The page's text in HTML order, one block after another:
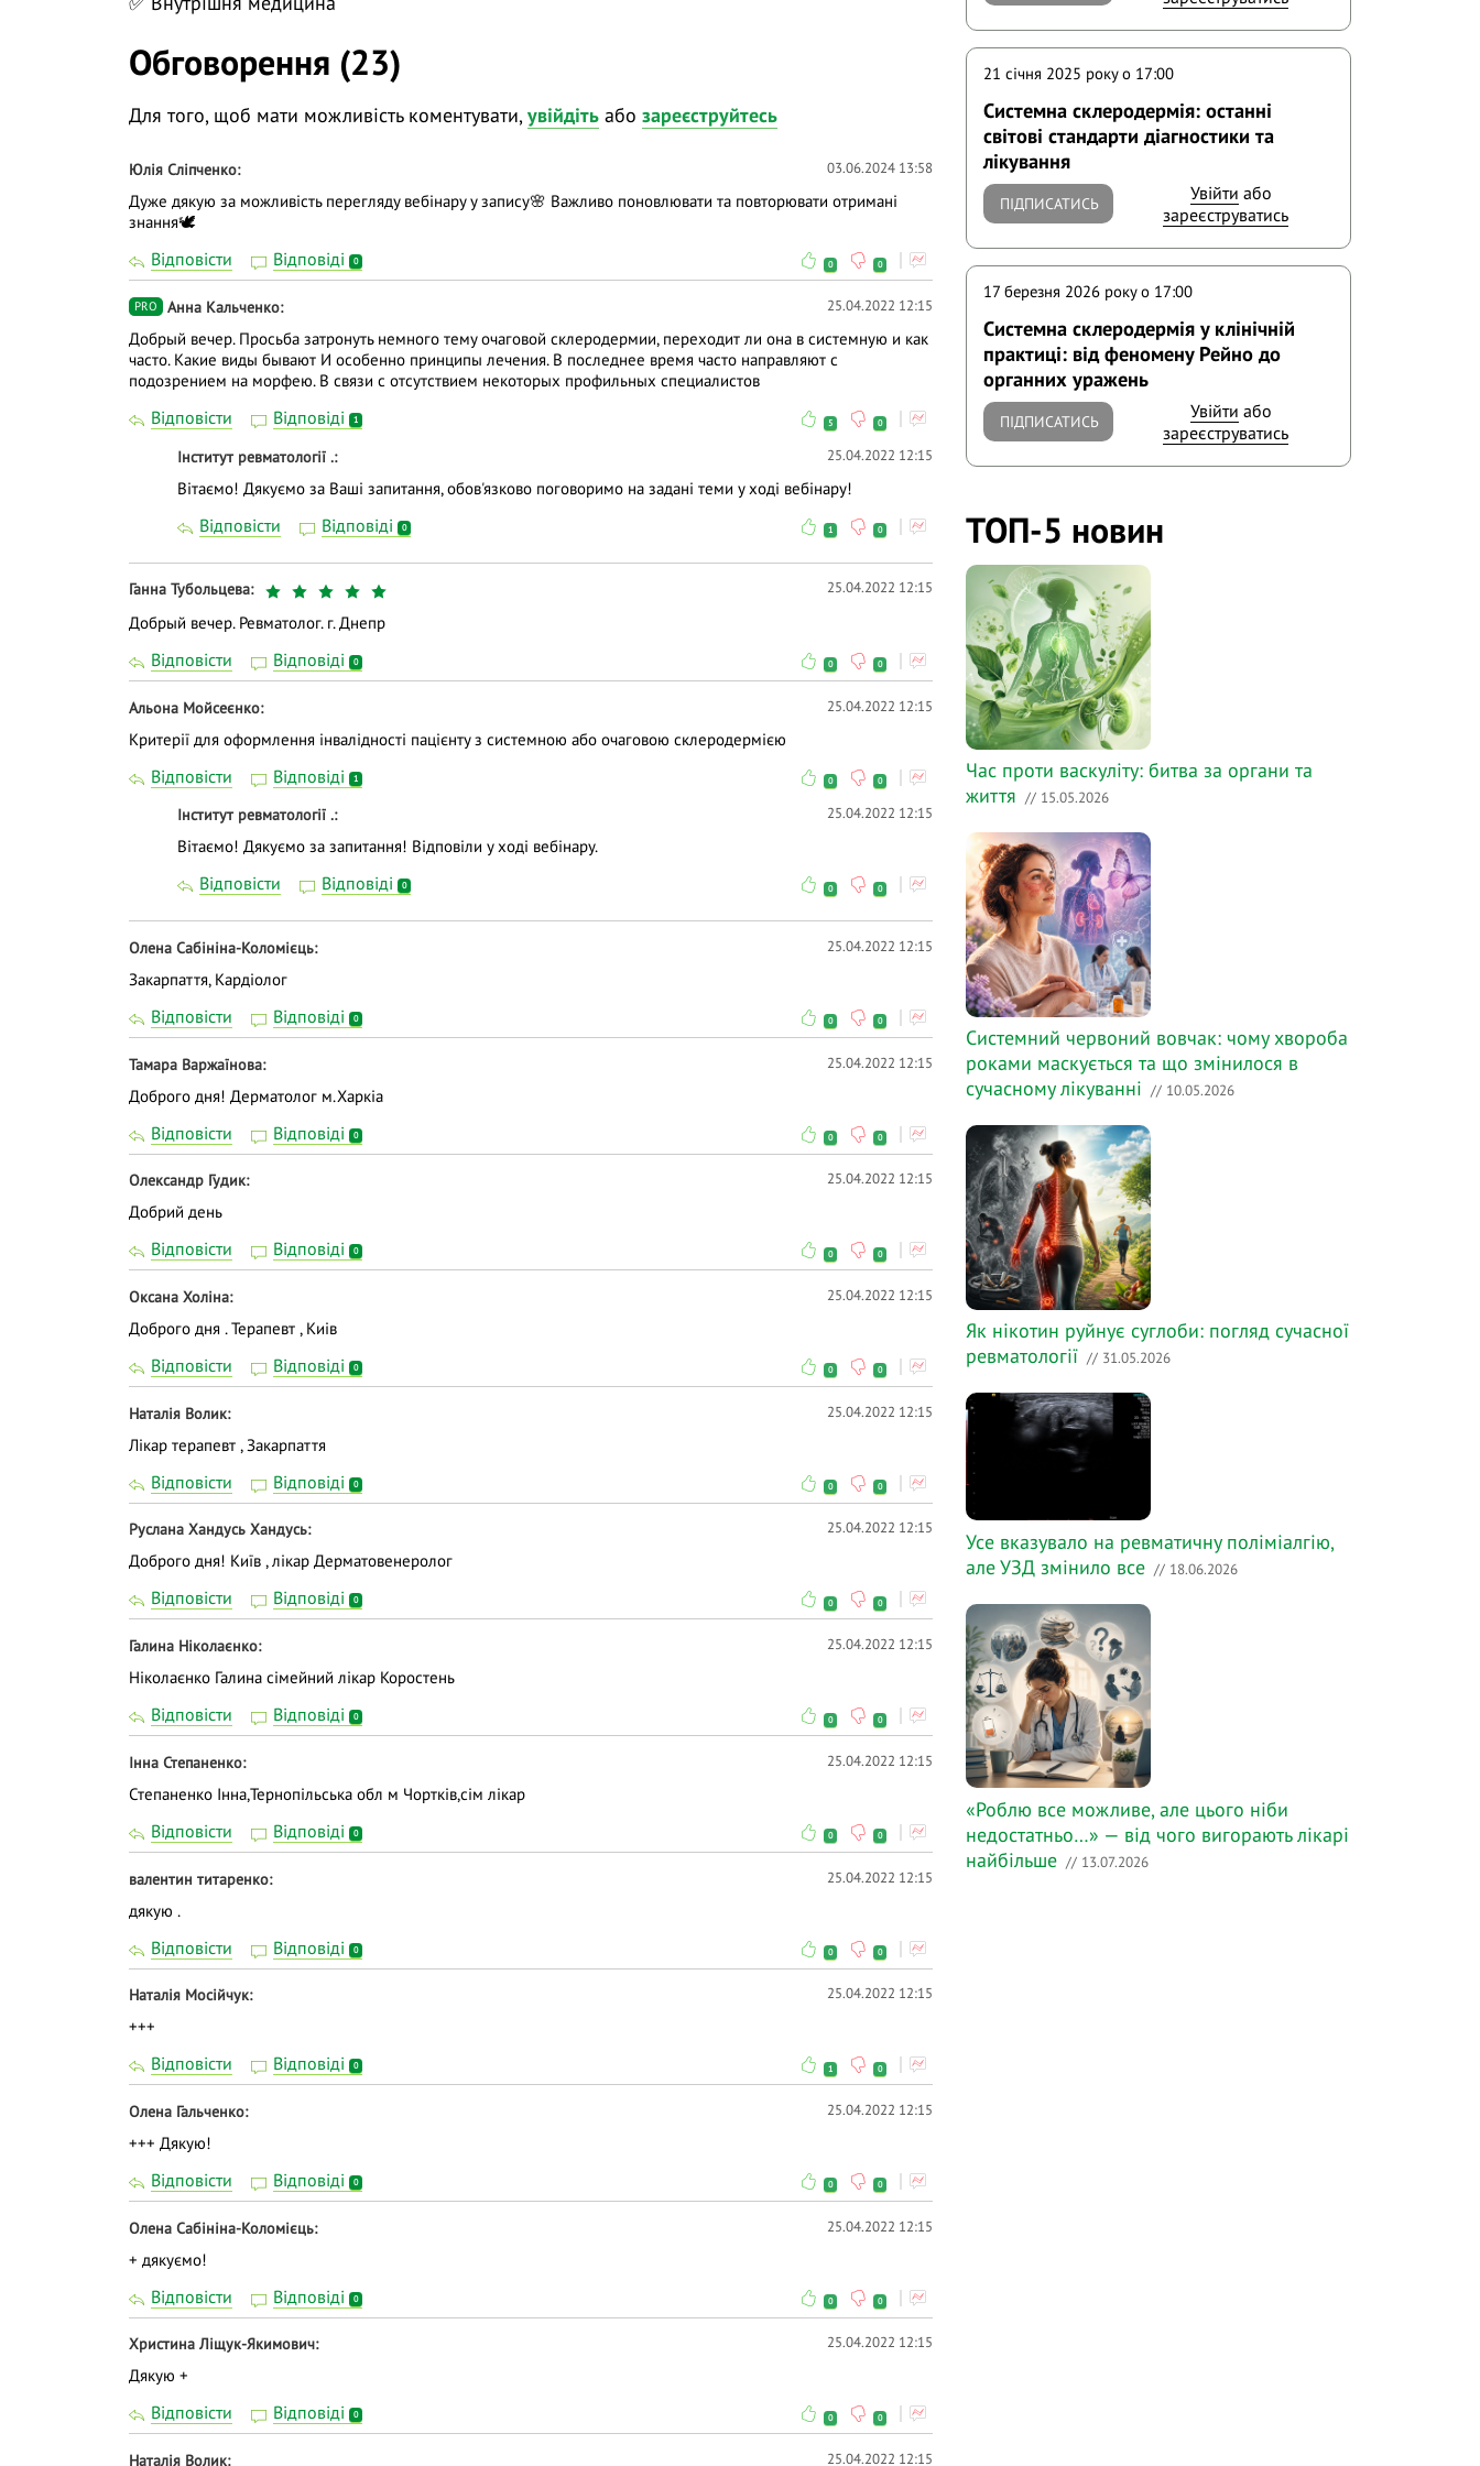
трансляції.
навчання дієвішим. Ми намагаємось відповідати і після вебінарів.
Обговорення (23)
Для того, щоб мати можливість коментувати, увійдіть або зареєструйтесь
Юлія Сліпченко 03.06.2024 13:58
Дуже дякую за можливість перегляду вебінару у запису🌸 Важливо поновлювати та повторювати отримані
знання🕊️
Відповісти Відповіді 0 0 0
PRO Анна Кальченко 25.04.2022 12:15
Добрый вечер. Просьба затронуть немного тему очаговой склеродермии, переходит ли она в системную и как
часто. Какие виды бывают И особенно принципы лечения. В последнее время часто направляют с
подозрением на морфею. В связи с отсутствием некоторых профильных специалистов
Відповісти Відповіді 1 5 0
Інститут ревматології . 25.04.2022 12:15
Вітаємо! Дякуємо за Ваші запитання, обов'язково поговоримо на задані теми у ході вебінару!
Відповісти Відповіді 0 1 0
Ганна Тубольцева 25.04.2022 12:15
Добрый вечер. Ревматолог. г. Днепр
Відповісти Відповіді 0 0 0
Альона Мойсеєнко 25.04.2022 12:15
Критерії для оформлення інвалідності пацієнту з системною або очаговою склеродермією
Відповісти Відповіді 1 0 0
Інститут ревматології . 25.04.2022 12:15
Вітаємо! Дякуємо за запитання! Відповіли у ході вебінару.
Відповісти Відповіді 0 0 0
Олена Сабініна-Коломієць 25.04.2022 12:15
Закарпаття, Кардіолог
Відповісти Відповіді 0 0 0
Тамара Варжаїнова 25.04.2022 12:15
Доброго дня! Дерматолог м.Харкіа
Відповісти Відповіді 0 0 0
Олександр Гудик 25.04.2022 12:15
Добрий день
Відповісти Відповіді 0 0 0
Оксана Холiна 25.04.2022 12:15
Доброго дня . Терапевт , Киів
Відповісти Відповіді 0 0 0
Наталія Волик 25.04.2022 12:15
Лікар терапевт , Закарпаття
Відповісти Відповіді 0 0 0
Руслана Хандусь Хандусь 25.04.2022 12:15
Доброго дня! Київ , лікар Дерматовенеролог
Відповісти Відповіді 0 0 0
Галина Ніколаєнко 25.04.2022 12:15
Ніколаєнко Галина сімейний лікар Коростень
Відповісти Відповіді 0 0 0
Інна Степаненко 25.04.2022 12:15
Степаненко Інна,Тернопільська обл м Чортків,сім лікар
Відповісти Відповіді 0 0 0
валентин титаренко 25.04.2022 12:15
дякую .
Відповісти Відповіді 0 0 0
Наталія Мосійчук 25.04.2022 12:15
+++
Відповісти Відповіді 0 1 0
Олена Гальченко 25.04.2022 12:15
+++ Дякую!
Відповісти Відповіді 0 0 0
Олена Сабініна-Коломієць 25.04.2022 12:15
+ дякуємо!
Відповісти Відповіді 0 0 0
Христина Ліщук-Якимович 25.04.2022 12:15
Дякую +
Відповісти Відповіді 0 0 0
Наталія Волик 25.04.2022 12:15
21 січня 2025 року o 17:00
Системна склеродермія: останні
світові стандарти діагностики та
лікування
ПІДПИСАТИСЬ Увійти або
зареєструватись
17 березня 2026 року o 17:00
Системна склеродермія у клінічній
практиці: від феномену Рейно до
органних уражень
ПІДПИСАТИСЬ Увійти або
зареєструватись
ТОП-5 новин
Час проти васкуліту: битва за органи та
життя // 15.05.2026
Системний червоний вовчак: чому хвороба
роками маскується та що змінилося в
сучасному лікуванні // 10.05.2026
Як нікотин руйнує суглоби: погляд сучасної
ревматології // 31.05.2026
Усе вказувало на ревматичну поліміалгію,
але УЗД змінило все // 18.06.2026
«Роблю все можливе, але цього ніби
недостатньо…» — від чого вигорають лікарі
найбільше // 13.07.2026